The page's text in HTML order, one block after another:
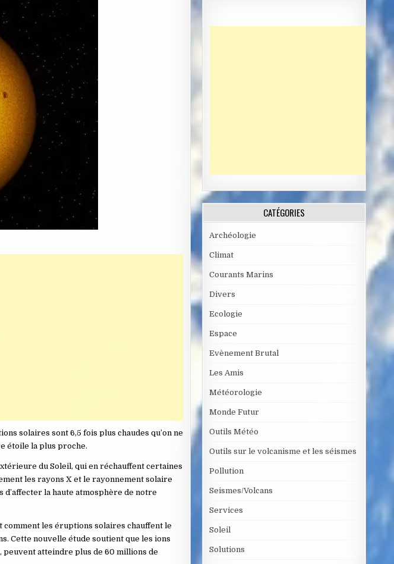
solaires sont 6,5 fois plus chaudes qu’on ne
étoile la plus proche.
du Soleil, qui en réchauffent certaines
les rayons X et le rayonnement solaire
la haute atmosphère de notre
comment les éruptions solaires chauffent le
Cette nouvelle étude soutient que les ions
atteindre plus de 60 millions de
CATÉGORIES
Archéologie
Climat
Courants Marins
Divers
Ecologie
Espace
Evènement Brutal
Les Amis
Météorologie
Monde Futur
Outils Météo
Outils sur le volcanisme et les séismes
Pollution
Seismes/Volcans
Services
Soleil
Solutions